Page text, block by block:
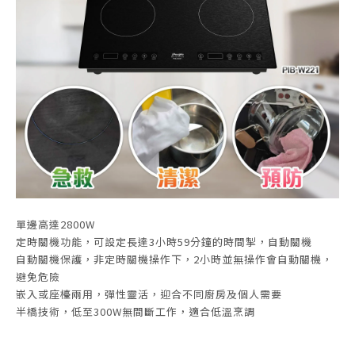
單邊高達2800W
定時關機功能，可設定長達3小時59分鐘的時間掣，自動關機
自動關機保護，非定時關機操作下，2小時並無操作會自動關機，
避免危險
嵌入或座檯兩用，彈性靈活，迎合不同廚房及個人需要
半橋技術，低至300W無間斷工作，適合低溫烹調